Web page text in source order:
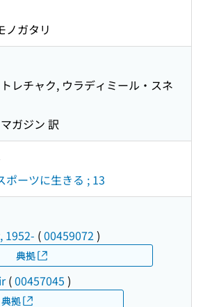
ノガタリ
レチャク, ウラディミール・スネ
ガジン 訳
ポーツに生きる ; 13
1952- (00459072 )
典拠
(00457045 )
典拠